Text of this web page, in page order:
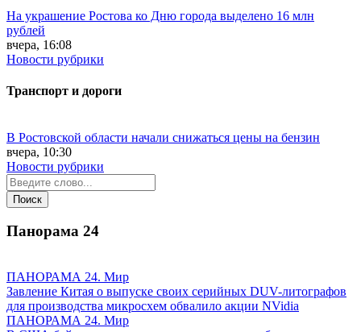
На украшение Ростова ко Дню города выделено 16 млн
рублей
вчера, 16:08
Новости рубрики
Транспорт и дороги
В Ростовской области начали снижаться цены на бензин
вчера, 10:30
Новости рубрики
Панорама 24
ПАНОРАМА 24. Мир
Завление Китая о выпуске своих серийных DUV-литографов
для производства микросхем обвалило акции NVidia
ПАНОРАМА 24. Мир